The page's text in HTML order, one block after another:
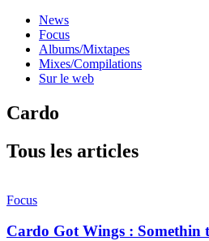
News
Focus
Albums/Mixtapes
Mixes/Compilations
Sur le web
Cardo
Tous les articles
Focus
Cardo Got Wings : Somethin